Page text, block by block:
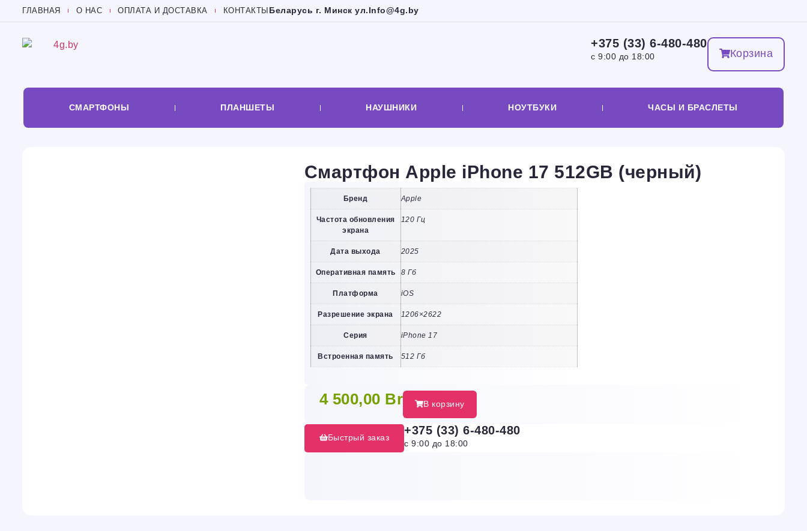
ГЛАВНАЯ О НАС ОПЛАТА И ДОСТАВКА КОНТАКТЫ Беларусь г. Минск ул.Info@4g.by
+375 (33) 6-480-480
с 9:00 до 18:00 Корзина
СМАРТФОНЫ ПЛАНШЕТЫ НАУШНИКИ НОУТБУКИ ЧАСЫ И БРАСЛЕТЫ
Смартфон Apple iPhone 17 512GB (черный)
Бренд Apple
Частота обновления
экрана
120 Гц
Дата выхода 2025
Оперативная память 8 Гб
Платформа iOS
Разрешение экрана 1206×2622
Серия iPhone 17
Встроенная память 512 Гб
4 500,00 Br В корзину
Быстрый заказ
+375 (33) 6-480-480
с 9:00 до 18:00